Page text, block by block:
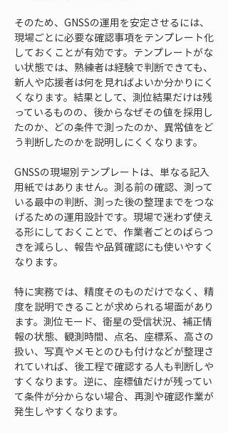
そのため、GNSSの運用を安定させるには、
現場ごとに必要な確認事項をテンプレート化
しておくことが有効です。テンプレートがな
い状態では、熟練者は経験で判断できても、
新人や応援者は何を見ればよいか分かりにく
くなります。結果として、測位結果だけは残
っているものの、後からなぜその値を採用し
たのか、どの条件で測ったのか、異常値をど
う判断したのかを説明しにくくなります。
GNSSの現場別テンプレートは、単なる記入
用紙ではありません。測る前の確認、測って
いる最中の判断、測った後の整理までをつな
げるための運用設計です。現場で迷わず使え
る形にしておくことで、作業者ごとのばらつ
きを減らし、報告や品質確認にも使いやすく
なります。
特に実務では、精度そのものだけでなく、精
度を説明できることが求められる場面があり
ます。測位モード、衛星の受信状況、補正情
報の状態、観測時間、点名、座標系、高さの
扱い、写真やメモとのひも付けなどが整理さ
れていれば、後工程で確認する人も判断しや
すくなります。逆に、座標値だけが残ってい
て条件が分からない場合、再測や確認作業が
発生しやすくなります。